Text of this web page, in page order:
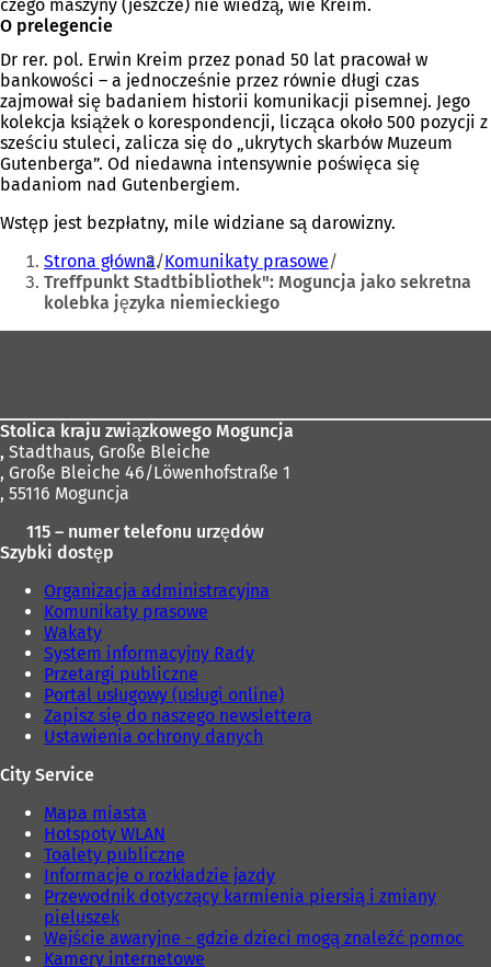
czego maszyny (jeszcze) nie wiedzą, wie Kreim.
O prelegencie
Dr rer. pol. Erwin Kreim przez ponad 50 lat pracował w
bankowości – a jednocześnie przez równie długi czas
zajmował się badaniem historii komunikacji pisemnej. Jego
kolekcja książek o korespondencji, licząca około 500 pozycji z
sześciu stuleci, zalicza się do „ukrytych skarbów Muzeum
Gutenberga”. Od niedawna intensywnie poświęca się
badaniom nad Gutenbergiem.
Wstęp jest bezpłatny, mile widziane są darowizny.
Jesteś
tutaj:
Strona główna Komunikaty prasowe
Treffpunkt Stadtbibliothek": Moguncja jako sekretna
kolebka języka niemieckiego
Stolica kraju związkowego Moguncja
, Stadthaus, Große Bleiche
, Große Bleiche 46/Löwenhofstraße 1
, 55116 Moguncja
115 – numer telefonu urzędów
Szybki dostęp
Organizacja administracyjna
Komunikaty prasowe
Wakaty
System informacyjny Rady
Przetargi publiczne
Portal usługowy (usługi online)
Zapisz się do naszego newslettera
Ustawienia ochrony danych
City Service
Mapa miasta
Hotspoty WLAN
Toalety publiczne
Informacje o rozkładzie jazdy
Przewodnik dotyczący karmienia piersią i zmiany
pieluszek
Wejście awaryjne - gdzie dzieci mogą znaleźć pomoc
Kamery internetowe